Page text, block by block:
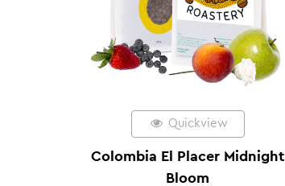
Quickview
Colombia El Placer Midnight
Bloom